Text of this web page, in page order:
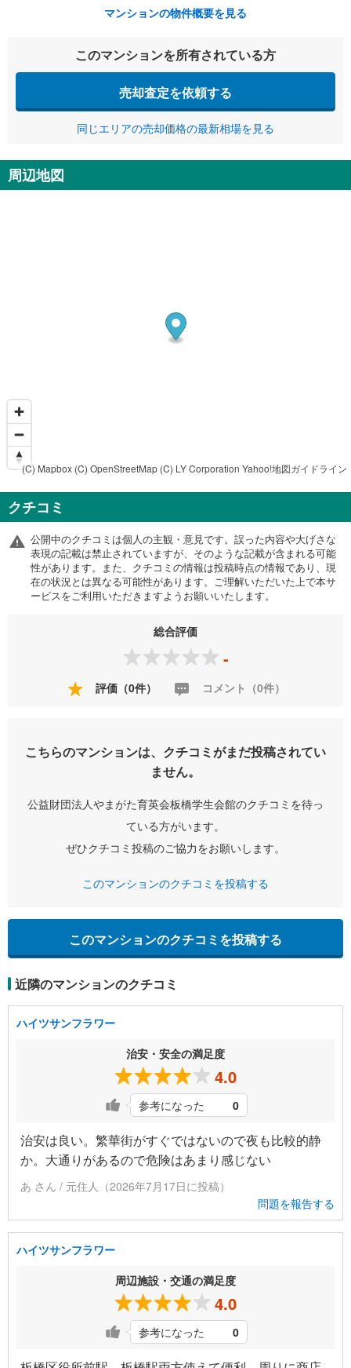
マンションの物件概要を見る
このマンションを所有されている方
売却査定を依頼する
同じエリアの売却価格の最新相場を見る
周辺地図
(C) Mapbox (C) OpenStreetMap (C) LY Corporation Yahoo!地図ガイドライン
クチコミ
公開中のクチコミは個人の主観・意見です。誤った内容や大げさな
表現の記載は禁止されていますが、そのような記載が含まれる可能
性があります。また、クチコミの情報は投稿時点の情報であり、現
在の状況とは異なる可能性があります。ご理解いただいた上で本サ
ービスをご利用いただきますようお願いいたします。
総合評価
-
評価（0件） コメント（0件）
こちらのマンションは、クチコミがまだ投稿されてい
ません。
公益財団法人やまがた育英会板橋学生会館のクチコミを待っ
ている方がいます。
ぜひクチコミ投稿のご協力をお願いします。
このマンションのクチコミを投稿する
このマンションのクチコミを投稿する
近隣のマンションのクチコミ
ハイツサンフラワー
治安・安全の満足度
4.0
参考になった 0
治安は良い。繁華街がすぐではないので夜も比較的静
か。大通りがあるので危険はあまり感じない
あ さん / 元住人（2026年7月17日に投稿）
問題を報告する
ハイツサンフラワー
周辺施設・交通の満足度
4.0
参考になった 0